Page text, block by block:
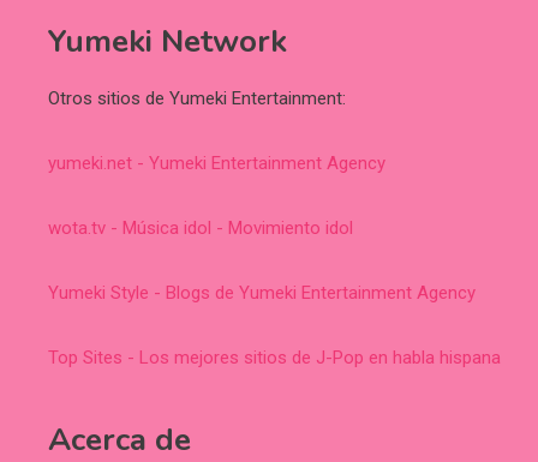
Yumeki Network
Otros sitios de Yumeki Entertainment:
yumeki.net - Yumeki Entertainment Agency
wota.tv - Música idol - Movimiento idol
Yumeki Style - Blogs de Yumeki Entertainment Agency
Top Sites - Los mejores sitios de J-Pop en habla hispana
Acerca de